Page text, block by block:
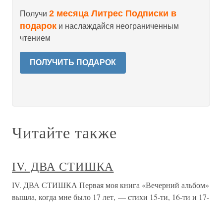
Получи 2 месяца Литрес Подписки в
подарок и наслаждайся неограниченным
чтением
ПОЛУЧИТЬ ПОДАРОК
Читайте также
IV. ДВА СТИШКА
IV. ДВА СТИШКА Первая моя книга «Вечерний альбом»
вышла, когда мне было 17 лет, — стихи 15-ти, 16-ти и 17-